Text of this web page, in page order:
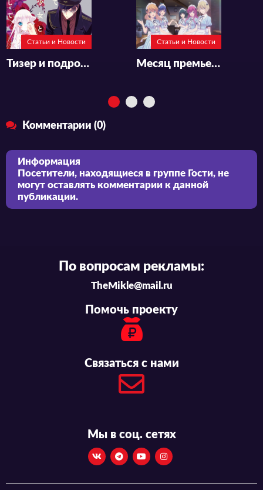
Статьи и Новости
Тизер и подробности «Katsute Mahou Shoujo to Aku wa Tekitai shiteita»
Статьи и Новости
Месяц премьеры и тизер продолжения аниме «Megami no Cafe Terrace»
Комментарии (0)
Информация
Посетители, находящиеся в группе Гости, не
могут оставлять комментарии к данной
публикации.
По вопросам рекламы:
TheMikle@mail.ru
Помочь проекту
Связаться с нами
Мы в соц. сетях